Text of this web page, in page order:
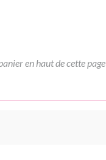
en haut de cette page